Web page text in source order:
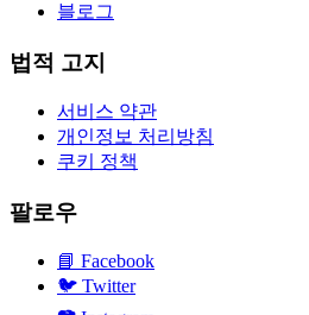
블로그
법적 고지
서비스 약관
개인정보 처리방침
쿠키 정책
팔로우
📘 Facebook
🐦 Twitter